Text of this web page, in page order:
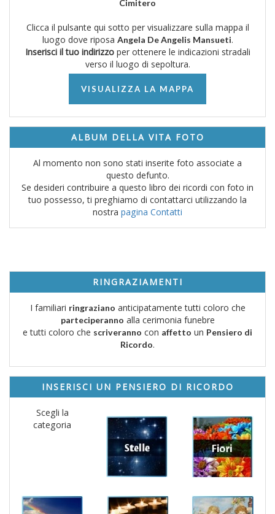
Cimitero
Clicca il pulsante qui sotto per visualizzare sulla mappa il
luogo dove riposa Angela De Angelis Mansueti.
Inserisci il tuo indirizzoper ottenere le indicazioni stradali
verso il luogo di sepoltura.
VISUALIZZA LA MAPPA
ALBUM DELLA VITA FOTO
Al momento non sono stati inserite foto associate a
questo defunto.
Se desideri contribuire a questo libro dei ricordi con foto in
tuo possesso, ti preghiamo di contattarci utilizzando la
nostra pagina Contatti
RINGRAZIAMENTI
I familiari ringraziano anticipatamente tutti coloro che
parteciperanno alla cerimonia funebre
e tutti coloro che scriveranno con affetto un Pensiero di
Ricordo.
INSERISCI UN PENSIERO DI RICORDO
Scegli la
categoria